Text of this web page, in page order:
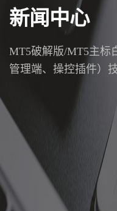
新闻中心
MT5破解版/MT5主标
管理端、操控插件）